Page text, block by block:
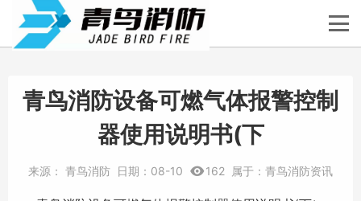
青鸟消防设备可燃气体报警控制
器使用说明书(下
来源： 青鸟消防 日期： 08-10 162 属于： 青鸟消防资讯